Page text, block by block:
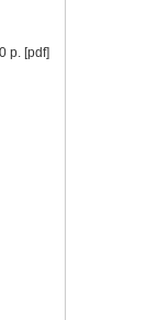
p. [pdf]